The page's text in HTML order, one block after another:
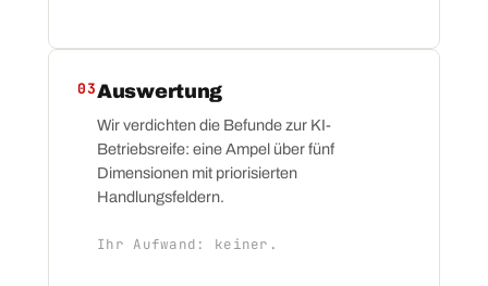
03Auswertung
Wir verdichten die Befunde zur KI-
Betriebsreife: eine Ampel über fünf
Dimensionen mit priorisierten
Handlungsfeldern.
Ihr Aufwand: keiner.